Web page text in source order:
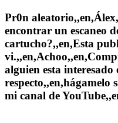
Pr0n
encontrar un escaneo
cartucho?,,en,Esta
alguien esta interesado
respecto,,en,hágamelo
mi canal de